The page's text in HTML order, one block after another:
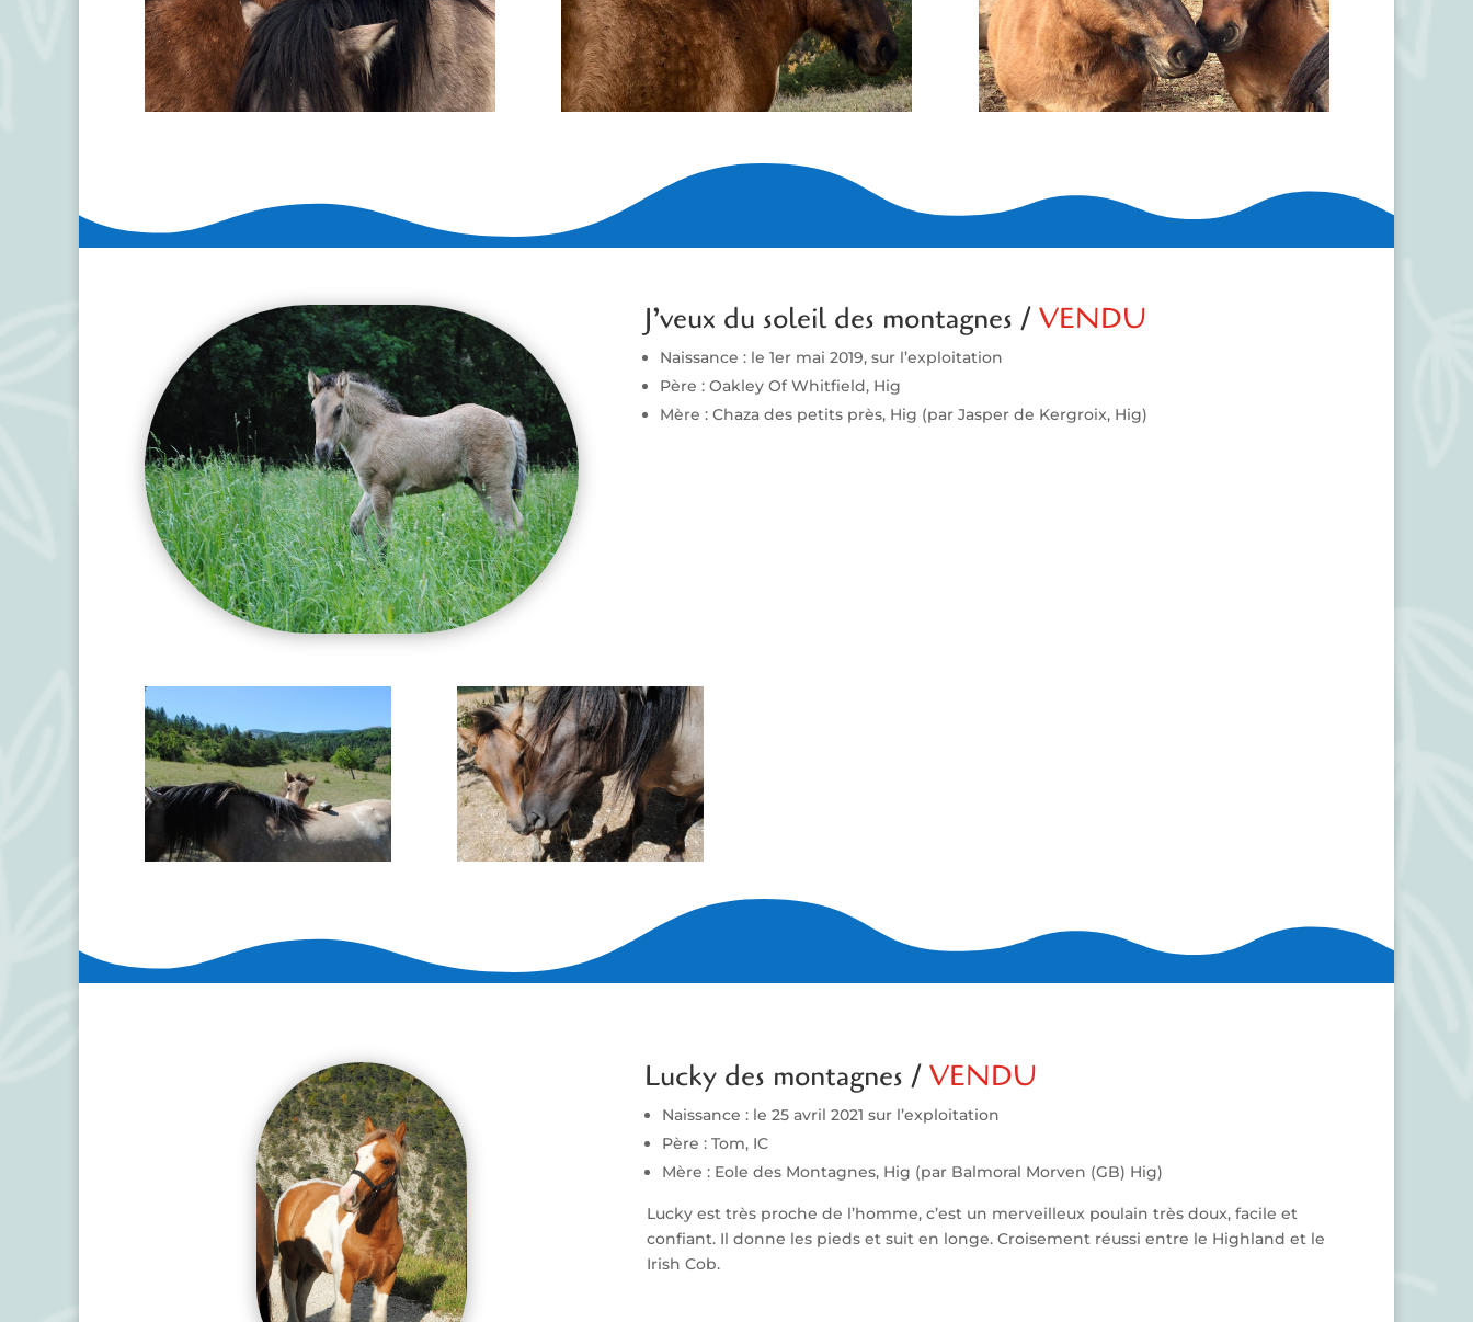
J’veux du soleil des montagnes / VENDU
Naissance : le 1er mai 2019, sur l’exploitation
Père : Oakley Of Whitfield, Hig
Mère : Chaza des petits près, Hig (par Jasper de Kergroix, Hig)
Lucky des montagnes / VENDU
Naissance : le 25 avril 2021 sur l’exploitation
Père : Tom, IC
Mère : Eole des Montagnes, Hig (par Balmoral Morven (GB) Hig)
Lucky est très proche de l’homme, c’est un merveilleux poulain très doux, facile et
confiant. Il donne les pieds et suit en longe. Croisement réussi entre le Highland et le
Irish Cob.